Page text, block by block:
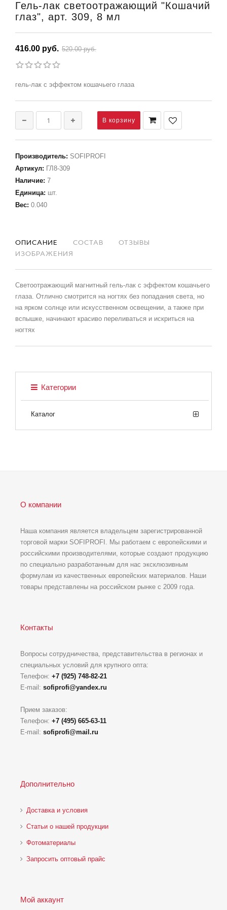
Гель-лак светоотражающий "Кошачий
глаз", арт. 309, 8 мл
416.00 руб. 520.00 руб.
гель-лак с эффектом кошачьего глаза
Производитель: SOFIPROFI
Артикул: ГЛ8-309
Наличие: 7
Единица: шт.
Вес: 0.040
ОПИСАНИЕ СОСТАВ
ОТЗЫВЫ
ИЗОБРАЖЕНИЯ
Светоотражающий магнитный гель-лак с эффектом кошачьего
глаза. Отлично смотрится на ногтях без попадания света, но
на ярком солнце или искусственном освещении, а также при
вспышке, начинают красиво переливаться и искриться на
ногтях
Категории
Каталог
О компании
Наша компания является владельцем зарегистрированной
торговой марки SOFIPROFI. Мы работаем с европейскими и
российскими производителями, которые создают продукцию
по специально разработанным для нас эксклюзивным
формулам из качественных европейских материалов. Наши
товары представлены на российском рынке с 2009 года.
Контакты
Вопросы сотрудничества, представительства в регионах и
специальных условий для крупного опта:
Телефон: +7 (925) 748-82-21
E-mail: sofiprofi@yandex.ru
Прием заказов:
Телефон: +7 (495) 665-63-11
E-mail: sofiprofi@mail.ru
Дополнительно
Доставка и условия
Статьи о нашей продукции
Фотоматериалы
Запросить оптовый прайс
Мой аккаунт